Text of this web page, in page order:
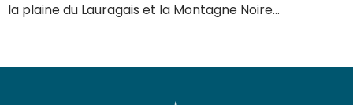
la plaine du Lauragais et la Montagne Noire…